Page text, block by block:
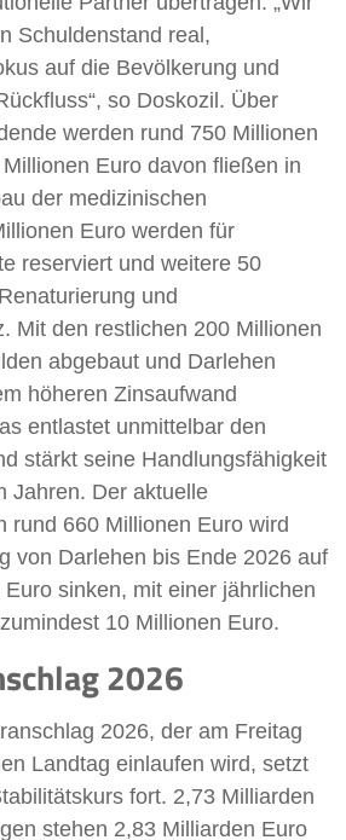
Schuldenstand real,
auf die Bevölkerung und
so Doskozil. Über
werden rund 750 Millionen
Euro davon fließen in
der medizinischen
Euro werden für
reserviert und weitere 50
und
Mit den restlichen 200 Millionen
abgebaut und Darlehen
höheren Zinsaufwand
entlastet unmittelbar den
stärkt seine Handlungsfähigkeit
Jahren. Der aktuelle
rund 660 Millionen Euro wird
von Darlehen bis Ende 2026 auf
sinken, mit einer jährlichen
10 Millionen Euro.
2026
2026, der am Freitag
Landtag einlaufen wird, setzt
fort. 2,73 Milliarden
stehen 2,83 Milliarden Euro